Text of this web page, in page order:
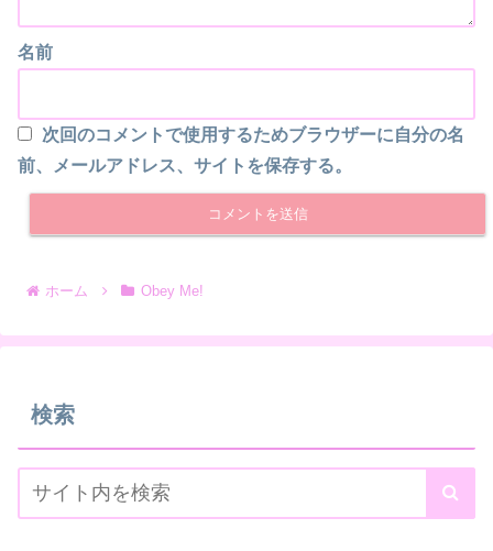
名前
次回のコメントで使用するためブラウザーに自分の名
前、メールアドレス、サイトを保存する。
ホーム Obey Me!
検索